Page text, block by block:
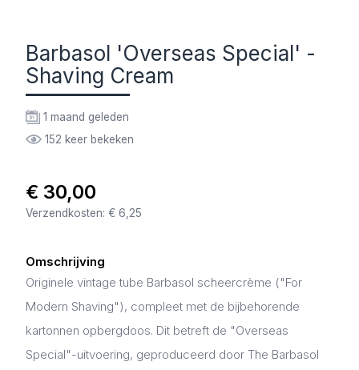
Barbasol 'Overseas Special' -
Shaving Cream
1 maand geleden
152 keer bekeken
€ 30,00
Verzendkosten: € 6,25
Omschrijving
Originele vintage tube Barbasol scheercrème ("For
Modern Shaving"), compleet met de bijbehorende
kartonnen opbergdoos. Dit betreft de "Overseas
Special"-uitvoering, geproduceerd door The Barbasol